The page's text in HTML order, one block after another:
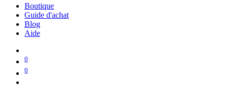
Boutique
Guide d'achat
Blog
Aide
0
0